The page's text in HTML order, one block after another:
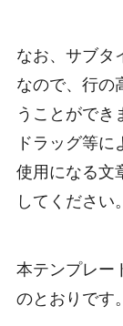
なお、サブタ
なので、行の
うことができ
ドラッグ等
使用になる文
してください。
本テンプレー
のとおりです。